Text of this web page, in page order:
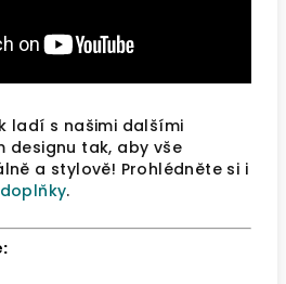
ladí s našimi dalšími
designu tak, aby vše
a stylově! Prohlédněte si i
.